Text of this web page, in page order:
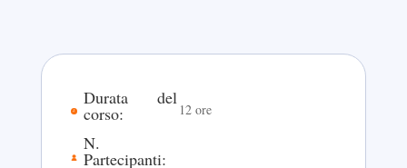
Durata del
corso: 12 ore
N.
Partecipanti: